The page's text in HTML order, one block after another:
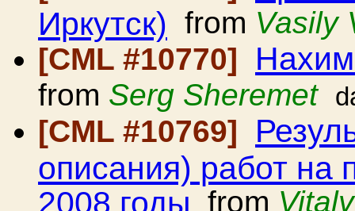
Иркутск) from Vasily
[CML #10770]
from Serg Sheremet
[CML #10769]
описания) работ на
2008 годы from